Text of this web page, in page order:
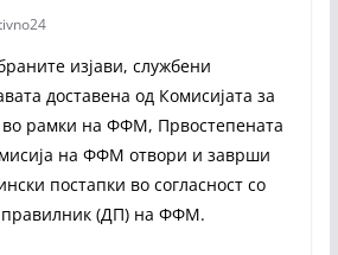
изјави, службени
доставена од Комисијата за
во рамки на ФФМ, Првостепената
на ФФМ отвори и заврши
постапки во согласност со
(ДП) на ФФМ.